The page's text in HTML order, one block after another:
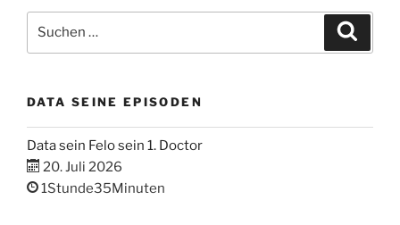
nach:
DATA SEINE EPISODEN
Data sein Felo sein 1. Doctor
20. Juli 2026
1Stunde35Minuten